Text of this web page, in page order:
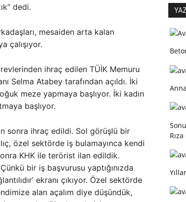
dedi.
mesaiden arta kalan
çalışıyor.
ihraç edilen TÜİK Memuru
Selma Atabey tarafından açıldı. İki
meze yapmaya başlıyor. İki kadın
başlıyor.
sonra ihraç edildi. Sol görüşlü bir
özel sektörde iş bulamayınca kendi
KHK ile terörist ilan edildik.
bir iş başvurusu yaptığınızda
ekranı çıkıyor. Özel sektörde
alan açalım diye düşündük,